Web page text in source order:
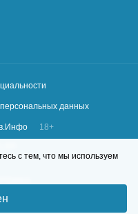
данных
18+
с тем, что мы используем